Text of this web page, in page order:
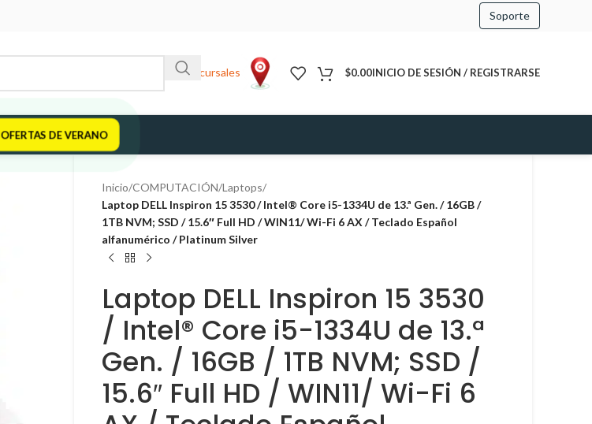
Soporte
Sucursales $0.00INICIO DE SESIÓN / REGISTRARSE
OFERTAS DE VERANO
Inicio/COMPUTACIÓN/Laptops/
Laptop DELL Inspiron 15 3530 / Intel® Core i5-1334U de 13.ª Gen. / 16GB /
1TB NVM; SSD / 15.6″ Full HD / WIN11/ Wi-Fi 6 AX / Teclado Español
alfanumérico / Platinum Silver
Laptop DELL Inspiron 15 3530
/ Intel® Core i5-1334U de 13.ª
Gen. / 16GB / 1TB NVM; SSD /
15.6″ Full HD / WIN11/ Wi-Fi 6